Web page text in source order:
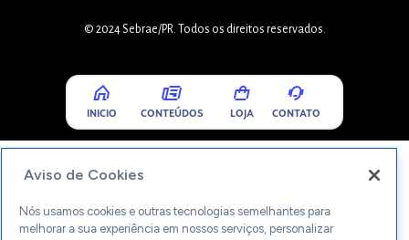
© 2024 Sebrae/PR. Todos os direitos reservados.
INICIO CONTEÚDOS LOJA CONTATO
Aviso de Cookies
Nós usamos cookies e outras tecnologias semelhantes para
melhorar a sua experiência em nossos serviços, personalizar